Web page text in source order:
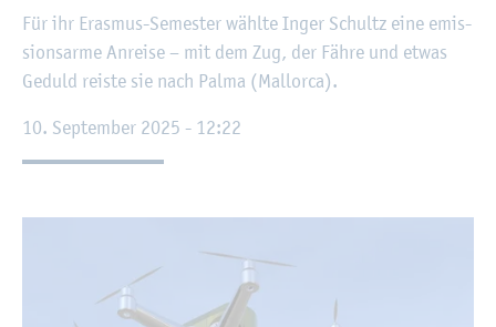
Für ihr Eras­mus-Se­mes­ter wähl­te Inger Schultz eine emis­
si­ons­ar­me An­rei­se – mit dem Zug, der Fähre und etwas
Ge­duld reis­te sie nach Palma (Mal­lor­ca).
10. Sep­tem­ber 2025 - 12:22